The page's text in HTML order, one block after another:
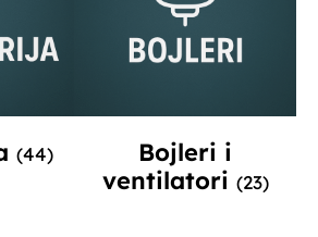
(44)
Bojleri i
ventilatori (23)